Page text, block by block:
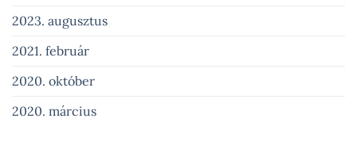
2023. augusztus
2021. február
2020. október
2020. március